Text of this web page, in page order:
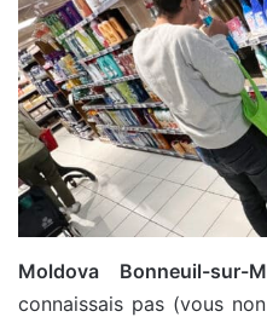
Moldova Bonneuil-sur-
connaissais pas (vous